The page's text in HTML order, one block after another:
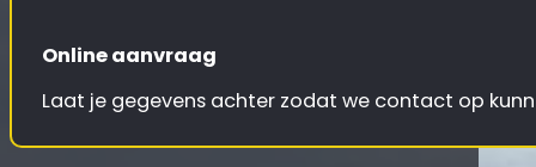
Online aanvraag
Laat je gegevens achter zodat we contact op